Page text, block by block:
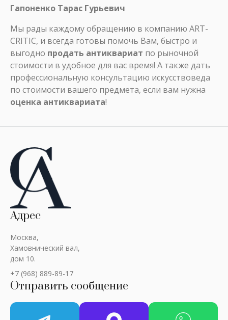
Гапоненко Тарас Гурьевич
Мы рады каждому обращению в компанию ART-
CRITIC, и всегда готовы помочь Вам, быстро и
выгодно продать антиквариат по рыночной
стоимости в удобное для вас время! А также дать
профессиональную консультацию искусствоведа
по стоимости вашего предмета, если вам нужна
оценка антиквариата!
Адрес
Москва,
Хамовнический вал,
дом 10.
+7 (968) 889-89-17
Отправить сообщение